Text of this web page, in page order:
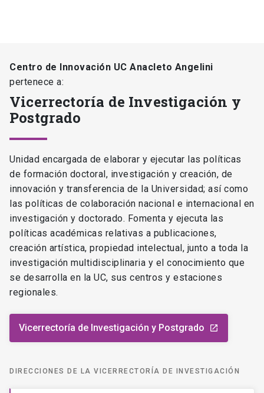
Centro de Innovación UC Anacleto Angelini
pertenece a:
Vicerrectoría de Investigación y
Postgrado
Unidad encargada de elaborar y ejecutar las políticas
de formación doctoral, investigación y creación, de
innovación y transferencia de la Universidad; así como
las políticas de colaboración nacional e internacional en
investigación y doctorado. Fomenta y ejecuta las
políticas académicas relativas a publicaciones,
creación artística, propiedad intelectual, junto a toda la
investigación multidisciplinaria y el conocimiento que
se desarrolla en la UC, sus centros y estaciones
regionales.
Vicerrectoría de Investigación y Postgrado launch
DIRECCIONES DE LA VICERRECTORÍA DE INVESTIGACIÓN